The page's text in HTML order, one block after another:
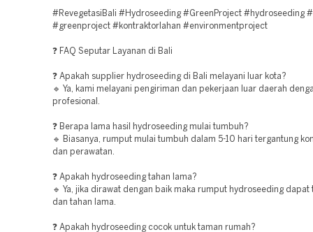
#RevegetasiBali #Hydroseeding #GreenProject #hydroseeding
#greenproject #kontraktorlahan #environmentproject
❓ FAQ Seputar Layanan di Bali
❓ Apakah supplier hydroseeding di Bali melayani luar kota?
🔹 Ya, kami melayani pengiriman dan pekerjaan luar daerah
profesional.
❓ Berapa lama hasil hydroseeding mulai tumbuh?
🔹 Biasanya, rumput mulai tumbuh dalam 5-10 hari tergantung
dan perawatan.
❓ Apakah hydroseeding tahan lama?
🔹 Ya, jika dirawat dengan baik maka rumput hydroseeding dapat
dan tahan lama.
❓ Apakah hydroseeding cocok untuk taman rumah?